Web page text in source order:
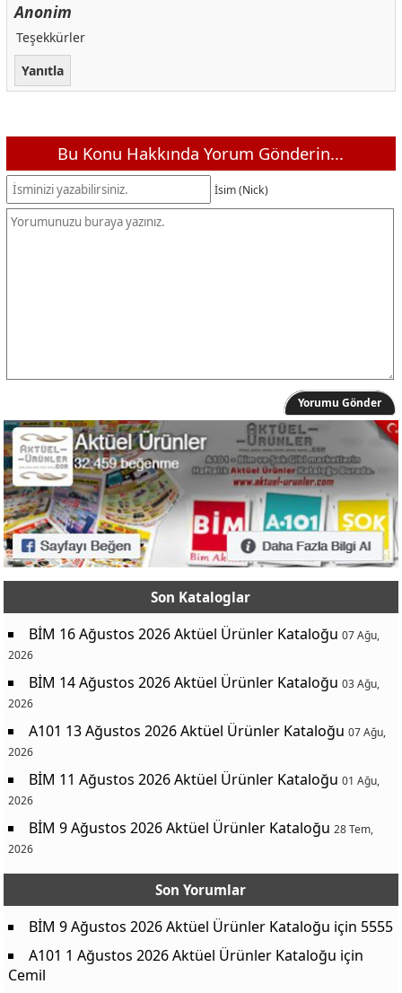
Anonim
Teşekkürler
Yanıtla
Bu Konu Hakkında Yorum Gönderin...
İsim (Nick)
Yorumu Gönder
Son Kataloglar
BİM 16 Ağustos 2026 Aktüel Ürünler Kataloğu 07 Ağu,
2026
BİM 14 Ağustos 2026 Aktüel Ürünler Kataloğu 03 Ağu,
2026
A101 13 Ağustos 2026 Aktüel Ürünler Kataloğu 07 Ağu,
2026
BİM 11 Ağustos 2026 Aktüel Ürünler Kataloğu 01 Ağu,
2026
BİM 9 Ağustos 2026 Aktüel Ürünler Kataloğu 28 Tem,
2026
Son Yorumlar
BİM 9 Ağustos 2026 Aktüel Ürünler Kataloğu için 5555
A101 1 Ağustos 2026 Aktüel Ürünler Kataloğu için
Cemil